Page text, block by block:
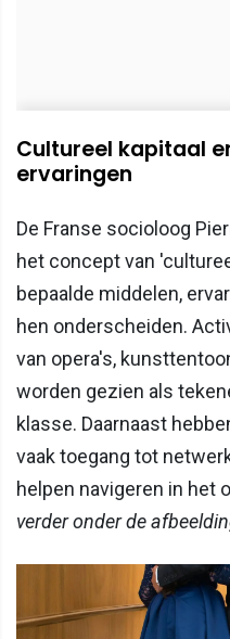
Cultureel kapitaal
ervaringen
De Franse socioloog
het concept van
bepaalde middelen,
hen onderscheiden.
van opera's,
worden gezien als
klasse. Daarnaast
vaak toegang tot
helpen navigeren in het
verder onder de